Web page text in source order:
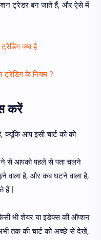
ट्रेडर बन जाते हैं, और ऐसे में
क्या है
के नियम ?
करें
आप इसी चार्ट को को
से आपको पहले से पता चलने
वाला है, और कब घटने वाला है,
हैं |
भी शेयर या इंडेक्स की ऑप्शन
तक की चार्ट को अच्छे से देखें,